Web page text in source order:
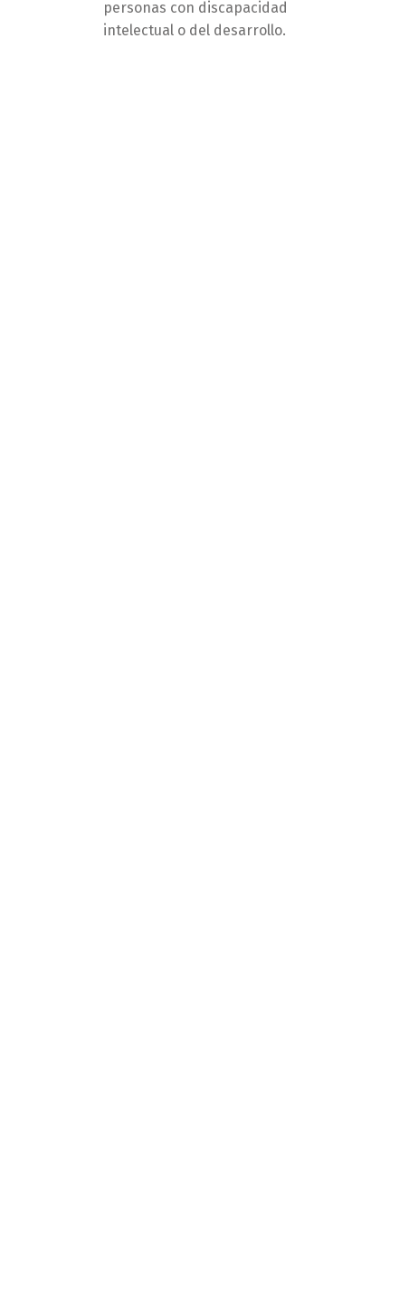
personas con discapacidad
intelectual o del desarrollo.